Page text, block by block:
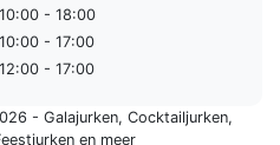
10:00 - 18:00
10:00 - 17:00
12:00 - 17:00
- Galajurken, Cocktailjurken,
en meer